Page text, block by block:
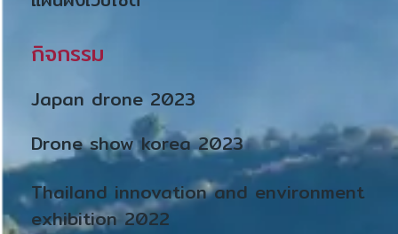
กิจกรรม
Japan drone 2023
Drone show korea 2023
Thailand innovation and environment
exhibition 2022